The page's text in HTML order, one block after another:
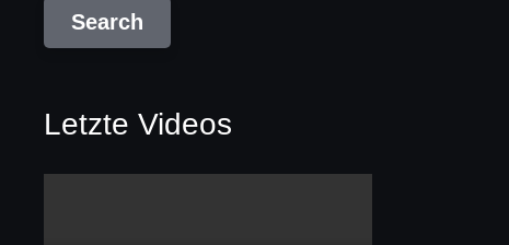
Letzte Videos